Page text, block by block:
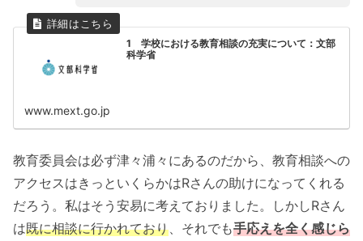
1 学校における教育相談の充実について：文部
科学省
www.mext.go.jp
教育委員会は必ず津々浦々にあるのだから、教育相談への
アクセスはきっといくらかはRさんの助けになってくれる
だろう。私はそう安易に考えておりました。しかしRさん
は既に相談に行かれており 、それでも手応えを全く感じら